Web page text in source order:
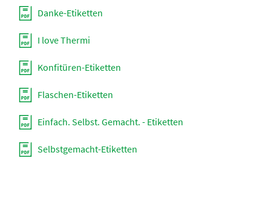
Danke-Etiketten
I love Thermi
Konfitüren-Etiketten
Flaschen-Etiketten
Einfach. Selbst. Gemacht. - Etiketten
Selbstgemacht-Etiketten